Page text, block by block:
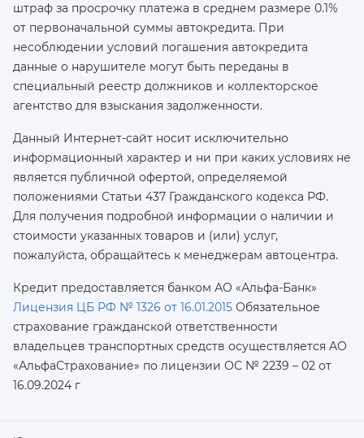
штраф за просрочку платежа в среднем размере 0.1%
от первоначальной суммы автокредита. При
несоблюдении условий погашения автокредита
данные о нарушителе могут быть переданы в
специальный реестр должников и коллекторское
агентство для взыскания задолженности.
Данный Интернет-сайт носит исключительно
информационный характер и ни при каких условиях не
является публичной офертой, определяемой
положениями Статьи 437 Гражданского кодекса РФ.
Для получения подробной информации о наличии и
стоимости указанных товаров и (или) услуг,
пожалуйста, обращайтесь к менеджерам автоцентра.
Кредит предоставляется банком АО «Альфа-Банк»
Лицензия ЦБ РФ № 1326 от 16.01.2015 Обязательное
страхование гражданской ответственности
владельцев транспортных средств осуществляется AO
«АльфаСтрахование» по лицензии ОС № 2239 – 02 от
16.09.2024 г